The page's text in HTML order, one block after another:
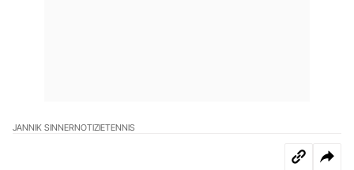
JANNIK SINNERNOTIZIETENNIS